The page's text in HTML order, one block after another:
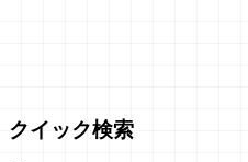
クイック検索